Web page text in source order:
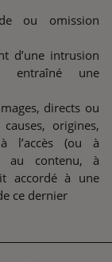
ou omission
d’une intrusion
entraîné une
directs ou
origines,
l’accès (ou à
au contenu, à
accordé à une
ce dernier